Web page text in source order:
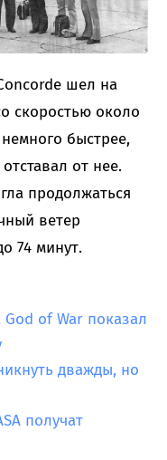
шел на
скоростью около
быстрее,
от нее.
продолжаться
ветер
74 минут.
of War показал
дважды, но
получат